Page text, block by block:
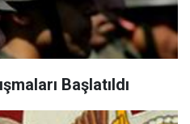
Başlatıldı